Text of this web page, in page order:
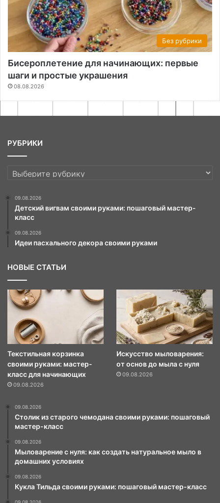
Без рубрики
Бисероплетение для начинающих: первые
шаги и простые украшения
08.08.2026
РУБРИКИ
РУБРИКИ
09.08.2026
Детский вигвам своими руками: пошаговый мастер-
класс
09.08.2026
Идеи пасхального декора своими руками
НОВЫЕ СТАТЬИ
Текстильная корзинка
своими руками: мастер-
класс для начинающих
09.08.2026
Искусство мыловарения:
от основ до мыла с нуля
09.08.2026
09.08.2026
Столик из старого чемодана своими руками: пошаговый
мастер-класс
09.08.2026
Мыловарение с нуля: как создать натуральное мыло в
домашних условиях
09.08.2026
Кукла Тильда своими руками: пошаговый мастер-класс